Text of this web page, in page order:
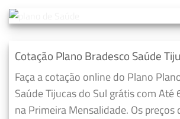
Cotação Plano Bradesco Saúde
Faça a cotação online do Plano
Saúde Tijucas do Sul grátis com Até
na Primeira Mensalidade. Os preços